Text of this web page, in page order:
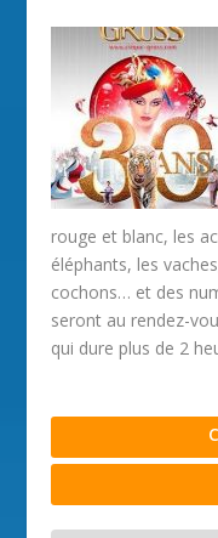
rouge et blanc, les
éléphants, les
cochons… et des
seront au rendez-
qui dure plus de 2